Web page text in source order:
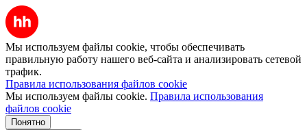
Мы используем файлы cookie, чтобы обеспечивать
правильную работу нашего веб-сайта и анализировать сетевой
трафик.
Правила использования файлов cookie
Мы используем файлы cookie. Правила использования
файлов cookie
Понятно